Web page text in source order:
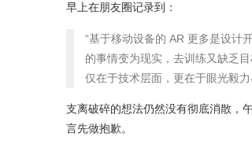
早上在朋友圈记录到：
“基于移动设备的 AR 更多是设计
的事情变为现实，去训练又缺乏
仅在于技术层面，更在于眼光毅力
支离破碎的想法仍然没有彻底消散，
言先做抱歉。